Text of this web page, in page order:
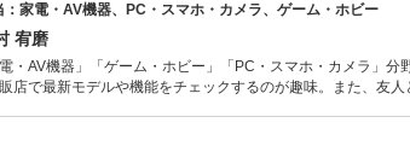
：家電・AV機器、PC・スマホ・カメラ、ゲーム・ホビー
宥磨
電・AV機器」「ゲーム・ホビー」「PC・スマホ・カメラ」
店で最新モデルや機能をチェックするのが趣味。また、友